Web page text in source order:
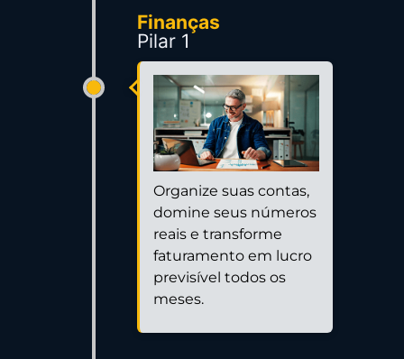
Finanças
Pilar 1
Organize suas contas,
domine seus números
reais e transforme
faturamento em lucro
previsível todos os
meses.